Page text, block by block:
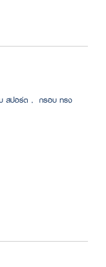
สปอร์ต , กรอบ ทรง